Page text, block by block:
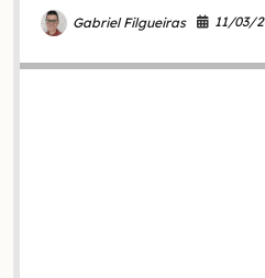
Gabriel Filgueiras 11/03/